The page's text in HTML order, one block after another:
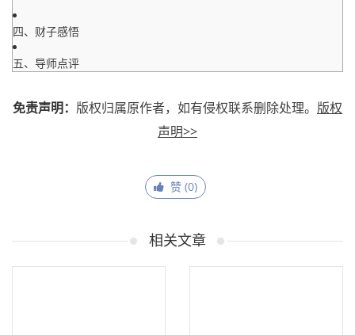
四、财子感悟
五、导师点评
免责声明： 版权归属原作者，如有侵权联系删除处理。 版权
声明>>
赞 (0)
相关文章